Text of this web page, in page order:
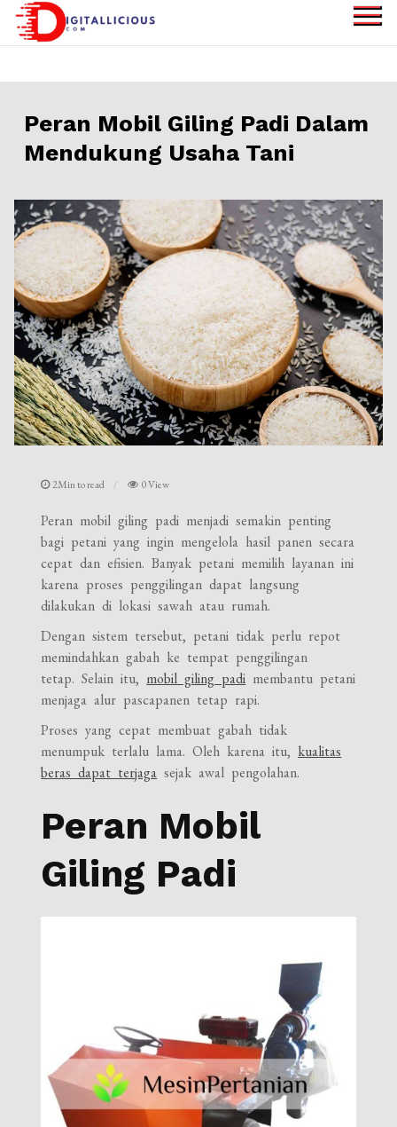
Skip
Information
Peran Mobil Giling Padi Dalam
Mendukung Usaha Tani
2Min to read 0 View
Peran mobil giling padi menjadi semakin penting
bagi petani yang ingin mengelola hasil panen secara
cepat dan efisien. Banyak petani memilih layanan ini
karena proses penggilingan dapat langsung
dilakukan di lokasi sawah atau rumah.
Dengan sistem tersebut, petani tidak perlu repot
memindahkan gabah ke tempat penggilingan
tetap. Selain itu, mobil giling padi membantu petani
menjaga alur pascapanen tetap rapi.
Proses yang cepat membuat gabah tidak
menumpuk terlalu lama. Oleh karena itu, kualitas
beras dapat terjaga sejak awal pengolahan.
Peran Mobil
Giling Padi